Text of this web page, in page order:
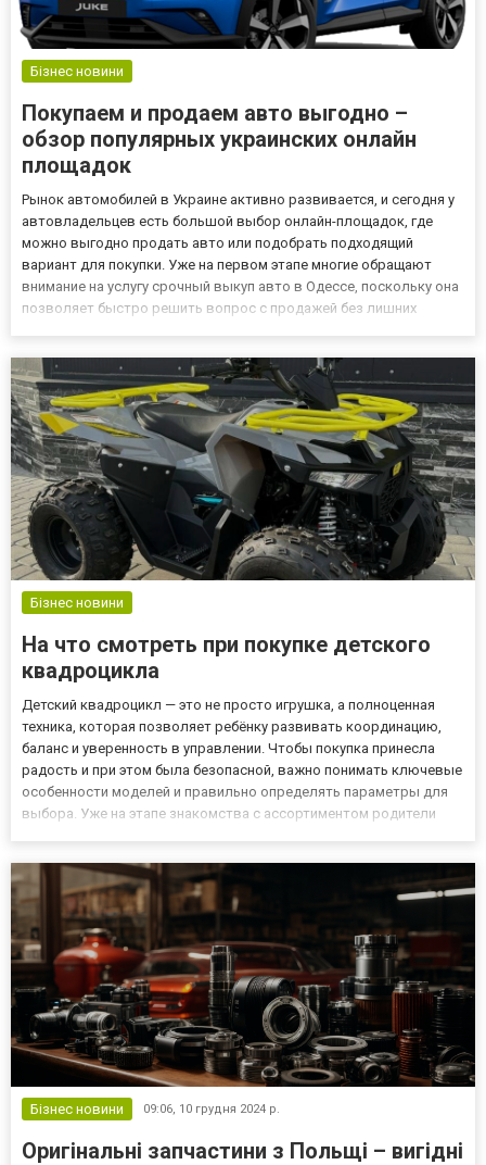
Бізнес новини
Покупаем и продаем авто выгодно –
обзор популярных украинских онлайн
площадок
Рынок автомобилей в Украине активно развивается, и сегодня у
автовладельцев есть большой выбор онлайн-площадок, где
можно выгодно продать авто или подобрать подходящий
вариант для покупки. Уже на первом этапе многие обращают
внимание на услугу срочный выкуп авто в Одессе, поскольку она
позволяет быстро решить вопрос с продажей без лишних
региональных пла...
Бізнес новини
На что смотреть при покупке детского
квадроцикла
Детский квадроцикл — это не просто игрушка, а полноценная
техника, которая позволяет ребёнку развивать координацию,
баланс и уверенность в управлении. Чтобы покупка принесла
радость и при этом была безопасной, важно понимать ключевые
особенности моделей и правильно определять параметры для
выбора. Уже на этапе знакомства с ассортиментом родители
Бізнес новини 09:06, 10 грудня 2024 р.
Оригінальні запчастини з Польщі – вигідні